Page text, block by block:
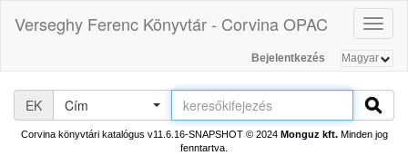
Verseghy Ferenc Könyvtár - Corvina OPAC
Bejelentkezés
EK Cím
Corvina könyvtári katalógus v11.6.16-SNAPSHOT© 2024 Monguz kft.Minden jog
fenntartva.